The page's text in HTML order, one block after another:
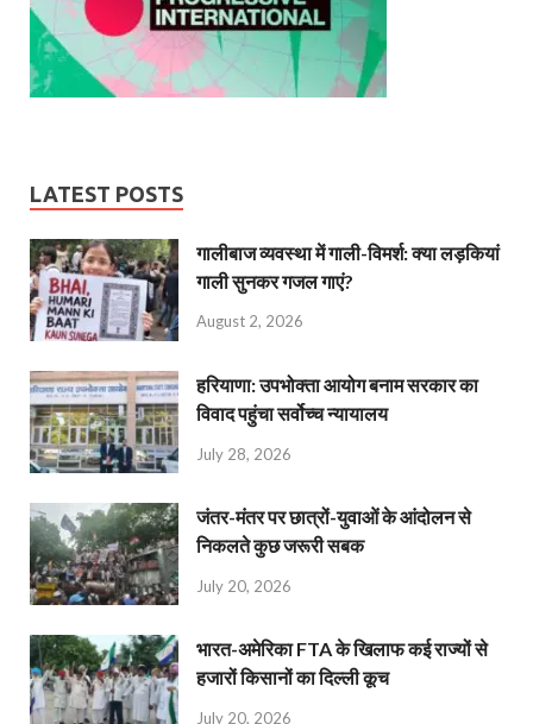
LATEST POSTS
गालीबाज व्‍यवस्‍था में गाली-विमर्श: क्या लड़कियां
गाली सुनकर गजल गाएं?
August 2, 2026
हरियाणा: उपभोक्ता आयोग बनाम सरकार का
विवाद पहुंचा सर्वोच्च न्यायालय
July 28, 2026
जंतर-मंतर पर छात्रों-युवाओं के आंदोलन से
निकलते कुछ जरूरी सबक
July 20, 2026
भारत-अमेरिका FTA के खिलाफ कई राज्यों से
हजारों किसानों का दिल्ली कूच
July 20, 2026